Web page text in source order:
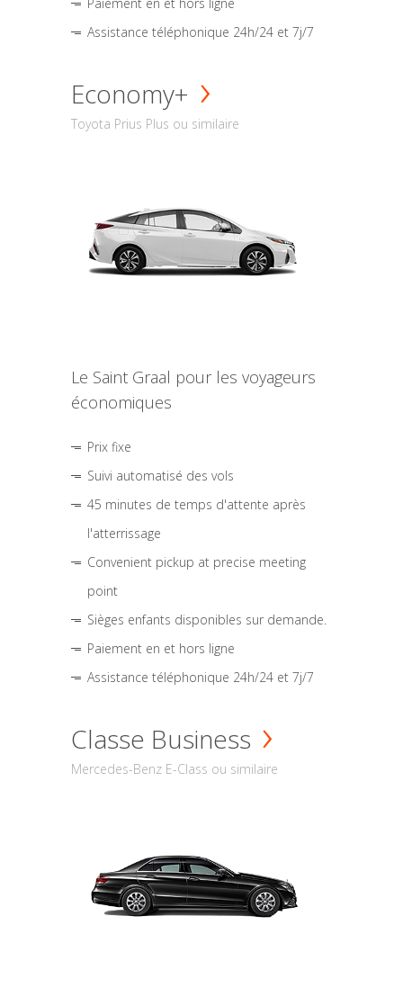
Assistance téléphonique 24h/24 et 7j/7
Economy+
Toyota Prius Plus ou similaire
Le Saint Graal pour les voyageurs
économiques
Prix fixe
Suivi automatisé des vols
45 minutes de temps d'attente après
l'atterrissage
Convenient pickup at precise meeting
point
Sièges enfants disponibles sur demande.
Paiement en et hors ligne
Assistance téléphonique 24h/24 et 7j/7
Classe Business
Mercedes-Benz E-Class ou similaire